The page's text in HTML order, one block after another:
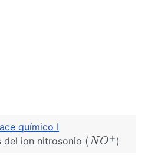
químico I
del ion nitrosonio (NO+ )